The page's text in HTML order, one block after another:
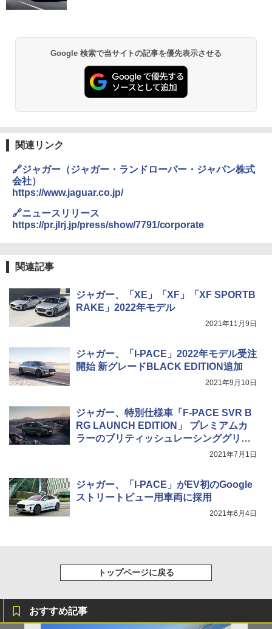
Google 検索で当サイトの記事を優先表示させる
関連リンク
🔗ジャガー（ジャガー・ランドローバー・ジャパン株式
会社）
https://www.jaguar.co.jp/
🔗ニュースリリース
https://pr.jlrj.jp/press/show/7791/corporate
関連記事
ジャガー、「XE」「XF」「XF SPORTB
RAKE」2022年モデル
2021年11月9日
ジャガー、「I-PACE」2022年モデル受注
開始 新グレードBLACK EDITION追加
2021年9月10日
ジャガー、特別仕様車「F-PACE SVR B
RG LAUNCH EDITION」 プレミアムカ
ラーのブリティッシュレーシンググリー
2021年7月1日
ジャガー、「I-PACE」がEV初のGoogle
ストリートビュー用車両に採用
2021年6月4日
トップページに戻る
おすすめ記事